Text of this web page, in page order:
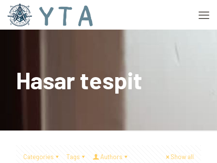
Hasar tespit
Categories Tags Authors Show all